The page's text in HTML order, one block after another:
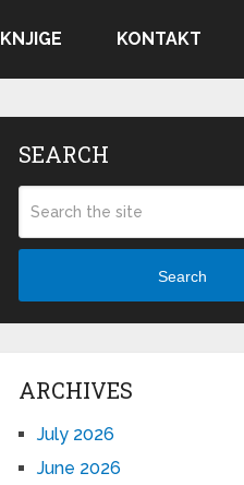
KNJIGE KONTAKT
SEARCH
Search
ARCHIVES
July 2026
June 2026